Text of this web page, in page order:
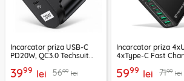
Incarcator priza USB-C
PD20W, QC3.0 Techsuit
CHPD038
3999 lei 5699 lei
Incarcator priza
4xType-C Fast
negru, CHPD224
5999 lei 7199 lei